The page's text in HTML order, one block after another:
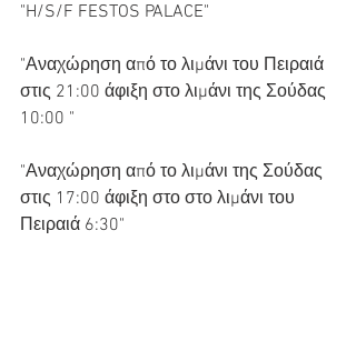
"H/S/F FESTOS PALACE"
"Αναχώρηση από το λιμάνι του Πειραιά
στις 21:00 άφιξη στο λιμάνι της Σούδας
10:00 "
"Αναχώρηση από το λιμάνι της Σούδας
στις 17:00 άφιξη στο στο λιμάνι του
Πειραιά 6:30"